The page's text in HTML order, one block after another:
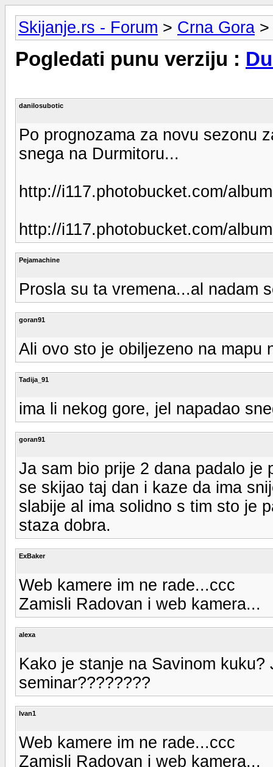
Skijanje.rs - Forum > Crna Gora
Pogledati punu verziju :
danilosubotic
Po prognozama za novu sezonu
snega na Durmitoru...
http://i117.photobucket.com/
http://i117.photobucket.com/
Pejamachine
Prosla su ta vremena...al nadam
goran91
Ali ovo sto je obiljezeno na mapu
Tadija_91
ima li nekog gore, jel napadao
goran91
Ja sam bio prije 2 dana padalo je
se skijao taj dan i kaze da ima
slabije al ima solidno s tim sto je
staza dobra.
ExBaker
Web kamere im ne rade...ccc
Zamisli Radovan i web kamera...
alexa
Kako je stanje na Savinom
seminar????????
Ivan1
Web kamere im ne rade...ccc
Zamisli Radovan i web kamera...